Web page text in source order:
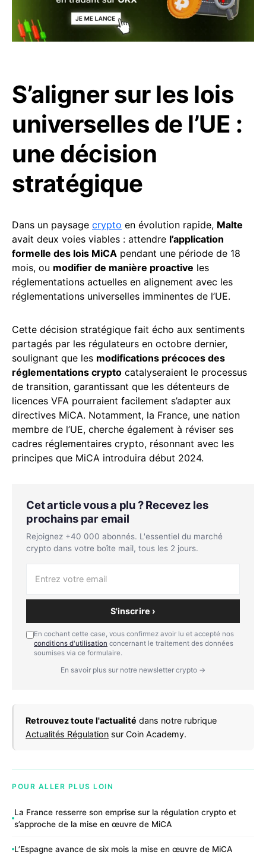
S’aligner sur les lois
universelles de l’UE :
une décision
stratégique
Dans un paysage crypto en évolution rapide, Malte
avait deux voies viables : attendre l’application
formelle des lois MiCA pendant une période de 18
mois, ou modifier de manière proactive les
réglementations actuelles en alignement avec les
réglementations universelles imminentes de l’UE.
Cette décision stratégique fait écho aux sentiments
partagés par les régulateurs en octobre dernier,
soulignant que les modifications précoces des
réglementations crypto catalyseraient le processus
de transition, garantissant que les détenteurs de
licences VFA pourraient facilement s’adapter aux
directives MiCA. Notamment, la France, une nation
membre de l’UE, cherche également à réviser ses
cadres réglementaires crypto, résonnant avec les
principes que MiCA introduira début 2024.
Cet article vous a plu ? Recevez les
prochains par email
Rejoignez +40 000 abonnés. L'essentiel du marché
crypto dans votre boîte mail, tous les 2 jours.
S'inscrire ›
En cochant cette case, vous confirmez avoir lu et accepté nos
conditions d'utilisation concernant le traitement des données
soumises via ce formulaire.
En savoir plus sur notre newsletter crypto →
Retrouvez toute l'actualité dans notre rubrique
Actualités Régulation sur Coin Academy.
POUR ALLER PLUS LOIN
La France resserre son emprise sur la régulation crypto et
s’approche de la mise en œuvre de MiCA
L’Espagne avance de six mois la mise en œuvre de MiCA